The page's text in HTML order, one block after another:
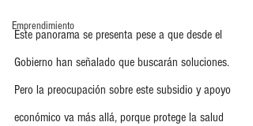
Emprendimiento
Este panorama se presenta pese a que desde el
Gobierno han señalado que buscarán soluciones.
Pero la preocupación sobre este subsidio y apoyo
económico va más allá, porque protege la salud